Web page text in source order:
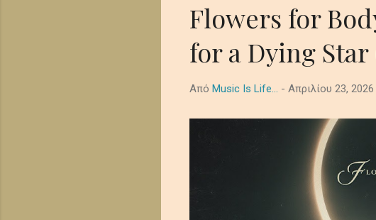
Flowers for
for a Dying Star
Από Music Is Life... - Απριλίου 23, 2026